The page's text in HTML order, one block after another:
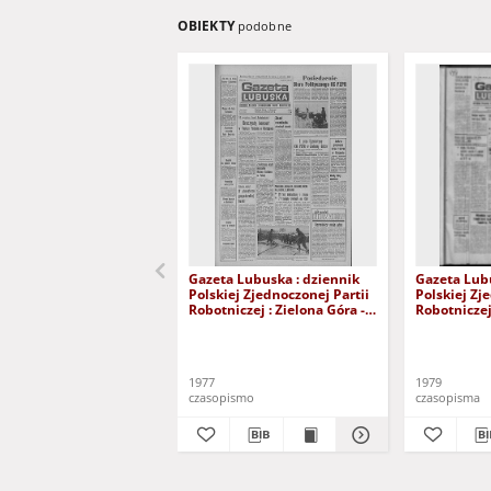
OBIEKTY podobne
Gazeta Lubuska : dziennik
Polskiej Zjednoczonej Partii
Robotniczej : Zielona Góra -
1977
czasopismo
Gazeta
Polskiej
1979
czasopisma